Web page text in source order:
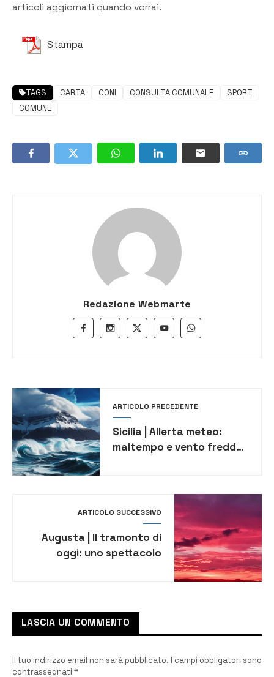
articoli aggiornati quando vorrai.
Stampa
TAGS CARTA CONI CONSULTA COMUNALE
SPORT
COMUNE
Redazione Webmarte
ARTICOLO PRECEDENTE
Sicilia | Allerta meteo:
maltempo e vento freddo
ARTICOLO SUCCESSIVO
Augusta | Il tramonto di
oggi: uno spettacolo
LASCIA UN COMMENTO
Il tuo indirizzo email non sarà pubblicato. I campi obbligatori sono
contrassegnati *